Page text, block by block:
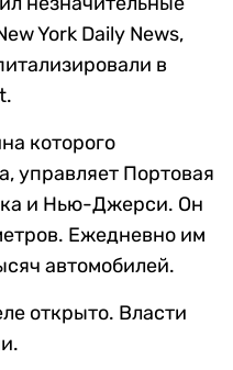
York Daily News,
в
которого
управляет Портовая
и Нью-Джерси. Он
Ежедневно им
автомобилей.
открыто. Власти